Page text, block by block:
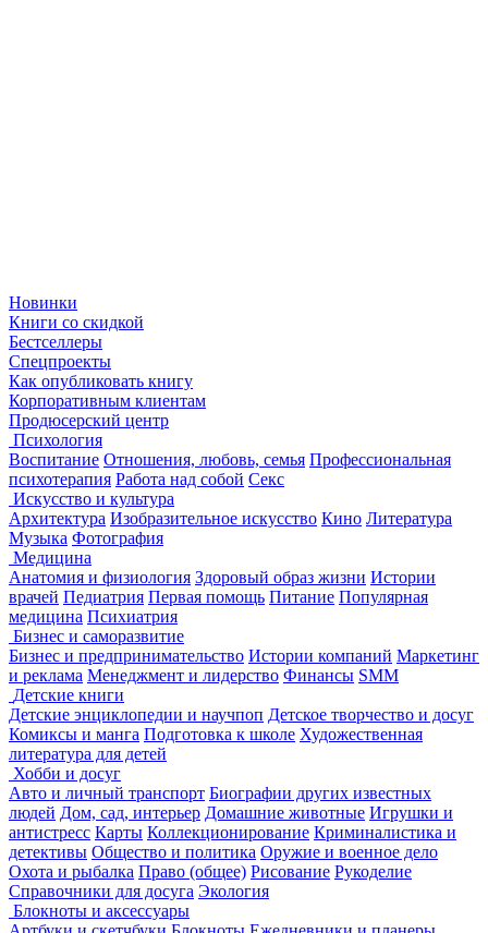
Новинки
Книги со скидкой
Бестселлеры
Спецпроекты
Как опубликовать книгу
Корпоративным клиентам
Продюсерский центр
Психология
Воспитание Отношения, любовь, семья Профессиональная
психотерапия Работа над собой Секс
Искусство и культура
Архитектура Изобразительное искусство Кино Литература
Музыка Фотография
Медицина
Анатомия и физиология Здоровый образ жизни Истории
врачей Педиатрия Первая помощь Питание Популярная
медицина Психиатрия
Бизнес и саморазвитие
Бизнес и предпринимательство Истории компаний Маркетинг
и реклама Менеджмент и лидерство Финансы SMM
Детские книги
Детские энциклопедии и научпоп Детское творчество и досуг
Комиксы и манга Подготовка к школе Художественная
литература для детей
Хобби и досуг
Авто и личный транспорт Биографии других известных
людей Дом, сад, интерьер Домашние животные Игрушки и
антистресс Карты Коллекционирование Криминалистика и
детективы Общество и политика Оружие и военное дело
Охота и рыбалка Право (общее) Рисование Рукоделие
Справочники для досуга Экология
Блокноты и аксессуары